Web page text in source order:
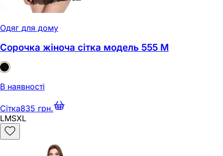
Одяг для дому
Сорочка жіноча сітка модель 555 M
В наявності
Сітка835 грн.
LMSXL